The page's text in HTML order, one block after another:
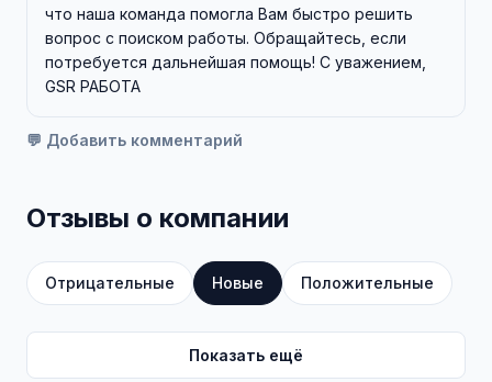
что наша команда помогла Вам быстро решить
вопрос с поиском работы. Обращайтесь, если
потребуется дальнейшая помощь! С уважением,
GSR РАБОТА
💬 Добавить комментарий
Отзывы о компании
Отрицательные Новые Положительные
Показать ещё